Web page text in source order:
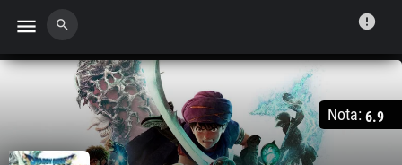
menu search error
Nota: 6.9